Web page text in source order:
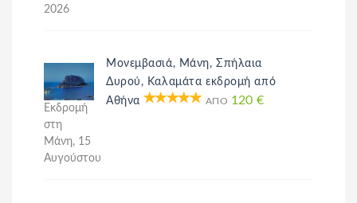
2026
Εκδρομή
στη
Μάνη, 15
Αυγούστου
Μονεμβασιά, Μάνη, Σπήλαια
Δυρού, Καλαμάτα εκδρομή από
Αθήνα
ΑΠΌ 120 €